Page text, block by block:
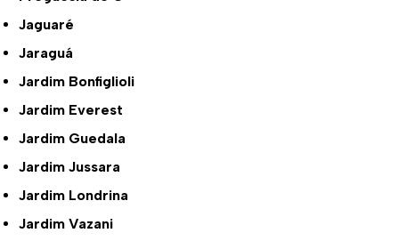
Jaguaré
Jaraguá
Jardim Bonfiglioli
Jardim Everest
Jardim Guedala
Jardim Jussara
Jardim Londrina
Jardim Vazani